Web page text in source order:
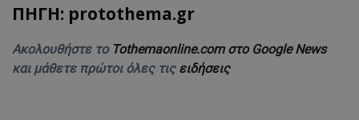
ΠΗΓΗ: protothema.gr
Ακολουθήστε το Tothemaonline.com στο Google News
και μάθετε πρώτοι όλες τις ειδήσεις